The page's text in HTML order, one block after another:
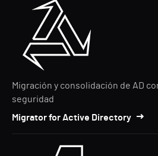
Migración y consolidación de AD
seguridad
Migrator for Active Directory